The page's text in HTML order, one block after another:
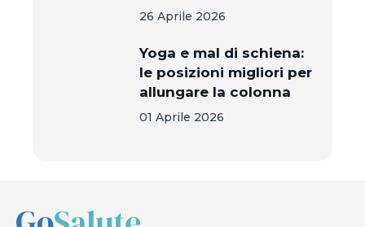
26 Aprile 2026
Yoga e mal di schiena:
le posizioni migliori per
allungare la colonna
01 Aprile 2026